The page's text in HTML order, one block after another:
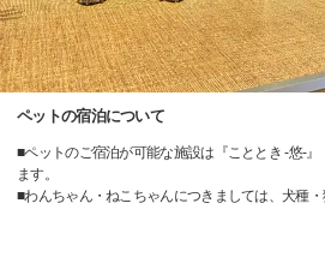
ペットの宿泊について
■ペットのご宿泊が可能な施設は『こととき -悠-』
ます。
■わんちゃん・ねこちゃんにつきましては、犬種